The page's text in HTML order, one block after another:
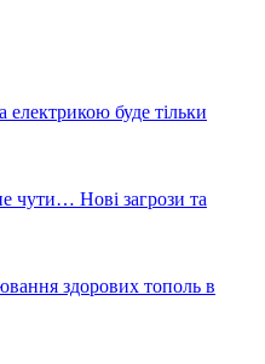
буде тільки
чути… Нові загрози та
здорових тополь в